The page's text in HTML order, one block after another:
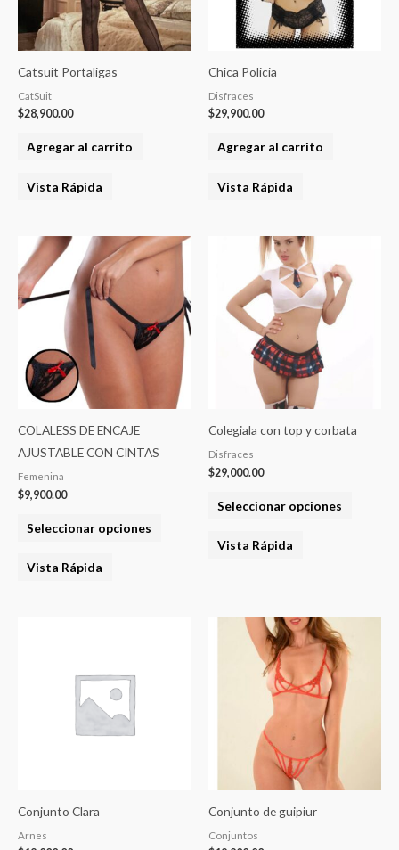
Catsuit Portaligas
CatSuit
$28,900.00
Agregar al carrito
Vista Rápida
Chica Policia
Disfraces
$29,900.00
Agregar al carrito
Vista Rápida
COLALESS DE ENCAJE
AJUSTABLE CON CINTAS
Femenina
$9,900.00
Seleccionar opciones
Este
producto
tiene
varias
variantes.
opciones
Vista Rápida
Colegiala con top y corbata
Disfraces
$29,000.00
Seleccionar opciones
tiene
Vista Rápida
Conjunto Clara
Arnes
Conjunto de guipiur
Conjuntos